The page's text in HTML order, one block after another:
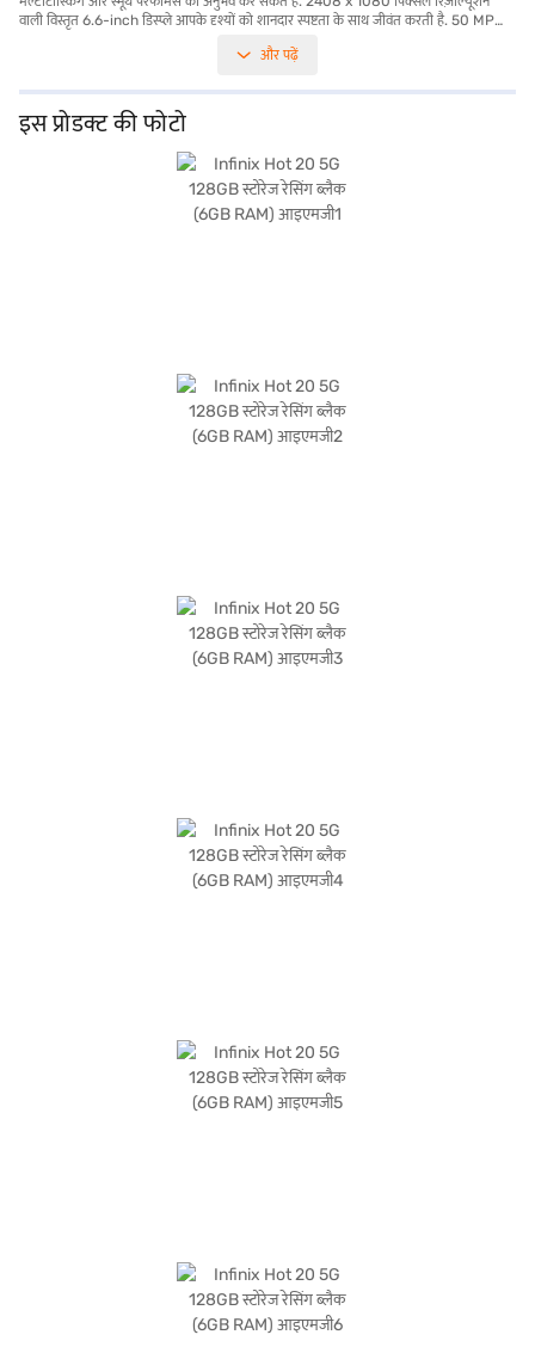
वाली विस्तृत 6.6-inch डिस्प्ले आपके दृश्यों को शानदार स्पष्टता के साथ जीवंत करती है. 50 MP
स्मार्टफोन 4G, 3G, 2G, वाई-फाई, EDGE, GPRS, 4G LTE, WCDMA और GSM के साथ 5G
डुअल SIM क्षमता अतिरिक्त सुविधा प्रदान करती है. Infinix Hot 20 5G, अपने 128GB इंटरनल
स्टोरेज के साथ, आपकी सभी फाइलों और मीडिया के लिए पर्याप्त जगह प्रदान करता है. Android द्वारा
संचालित, यह यूज़र-फ्रेंडली अनुभव प्रदान करता है. लंबे समय तक चलने वाली 5000mAh बैटरी
आपको पूरे दिन चलने देती है. खरीदारी करने के लिए बजाज फाइनेंस पर विकल्पों के बारे में जानें या
पार्टनर स्टोर पर जाएं और Easy EMIs का लाभ उठाएं.
और पढ़ें
इस प्रोडक्ट की फोटो